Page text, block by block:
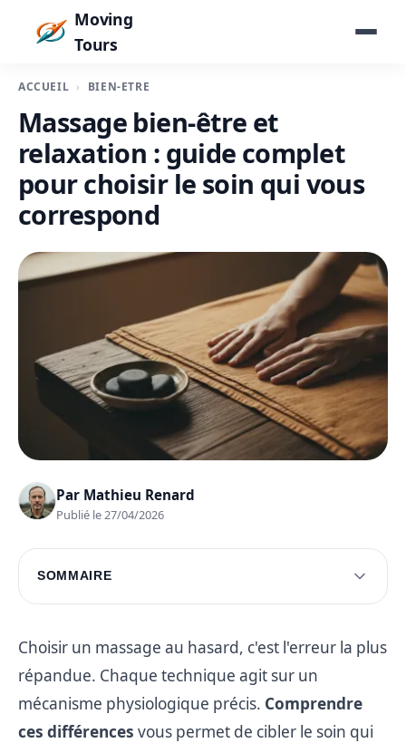
Moving
Tours
ACCUEIL BIEN-ÊTRE
Massage bien-être et
relaxation : guide complet
pour choisir le soin qui vous
correspond
Par Mathieu Renard
Publié le 27/04/2026
SOMMAIRE
Exploration des divers types de massages bien-
Choix du massage en accord avec vos besoins
Questions fréquentes
Choisir un massage au hasard, c'est l'erreur la plus
répandue. Chaque technique agit sur un
mécanisme physiologique précis. Comprendre
ces différences vous permet de cibler le soin qui